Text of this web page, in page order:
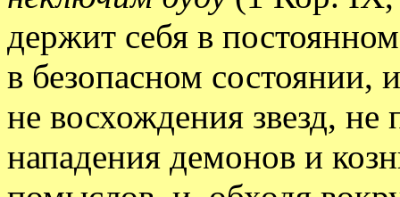
держит себя в
в безопасном состоянии,
не восхождения звезд,
нападения демонов и